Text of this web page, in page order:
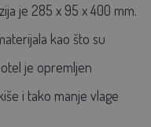
je 285 x 95 x 400 mm.
kao što su
je opremljen
i tako manje vlage